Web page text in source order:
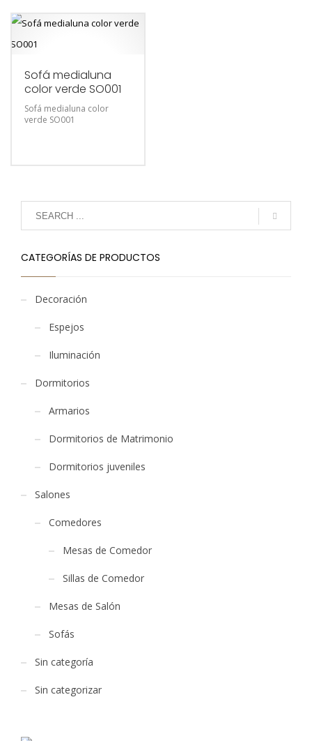
Sofá medialuna
color verde SO001
Sofá medialuna color
verde SO001
CATEGORÍAS DE PRODUCTOS
Decoración
Espejos
Iluminación
Dormitorios
Armarios
Dormitorios de Matrimonio
Dormitorios juveniles
Salones
Comedores
Mesas de Comedor
Sillas de Comedor
Mesas de Salón
Sofás
Sin categoría
Sin categorizar